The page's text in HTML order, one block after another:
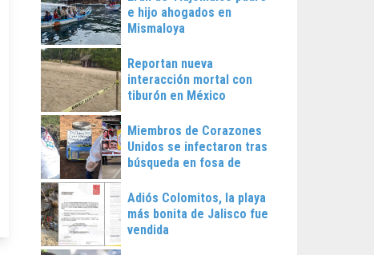
e hijo ahogados en
Mismaloya
Reportan nueva
interacción mortal con
tiburón en México
Miembros de Corazones
Unidos se infectaron tras
búsqueda en fosa de
Adiós Colomitos, la playa
más bonita de Jalisco fue
vendida